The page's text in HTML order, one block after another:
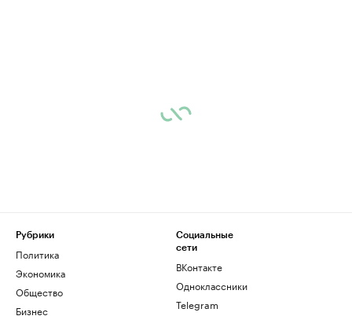
Рубрики
Политика
Экономика
Общество
Бизнес
Социальные
сети
ВКонтакте
Одноклассники
Telegram